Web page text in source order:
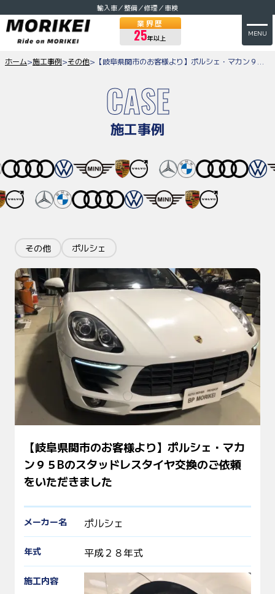
輸入車／整備／修理／車検
業界歴
25年以上
MENU
ホーム>施工事例>その他>
CASE
施工事例
その他 ポルシェ
【岐阜県関市のお客様より】ポルシェ・マカ
ン９５Bのスタッドレスタイヤ交換のご依頼
をいただきました
メーカー名 ポルシェ
年式 平成２８年式
施工内容